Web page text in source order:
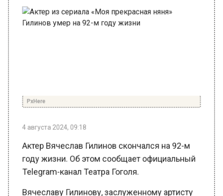
Актер Вячеслав Гилинов скончался на 92-м
году жизни. Об этом сообщает официальный
Telegram-канал Театра Гоголя.